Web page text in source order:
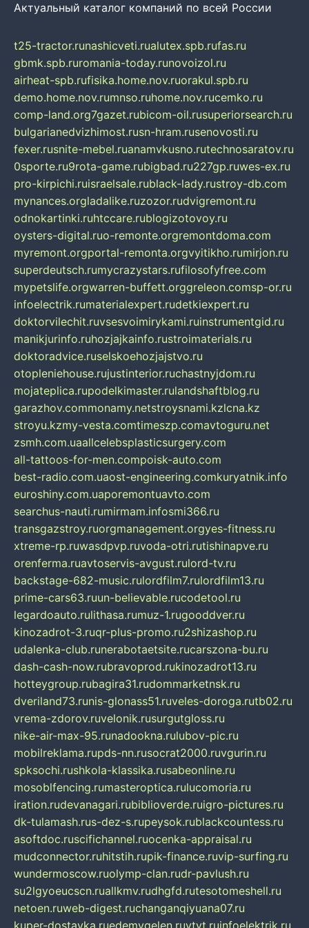
Актуальный каталог компаний по всей России
t25-tractor.runashicveti.rualutex.spb.rufas.ru
gbmk.spb.ruromania-today.runovoizol.ru
airheat-spb.rufisika.home.nov.ruorakul.spb.ru
demo.home.nov.rumnso.ruhome.nov.rucemko.ru
comp-land.org7gazet.rubicom-oil.rusuperiorsearch.ru
bulgarianedvizhimost.rusn-hram.rusenovosti.ru
fexer.rusnite-mebel.ruanamvkusno.rutechnosaratov.ru
0sporte.ru9rota-game.rubigbad.ru227gp.ruwes-ex.ru
pro-kirpichi.ruisraelsale.rublack-lady.rustroy-db.com
mynances.orgladalike.ruzozor.rudvigremont.ru
odnokartinki.ruhtccare.rublogizotovoy.ru
oysters-digital.ruo-remonte.orgremontdoma.com
myremont.orgportal-remonta.orgvyitikho.rumirjon.ru
superdeutsch.rumycrazystars.rufilosofyfree.com
mypetslife.orgwarren-buffett.orggreleon.comsp-or.ru
infoelectrik.rumaterialexpert.rudetkiexpert.ru
doktorvilechit.ruvsesvoimirykami.ruinstrumentgid.ru
manikjurinfo.ruhozjajkainfo.rustroimaterials.ru
doktoradvice.ruselskoehozjajstvo.ru
otopleniehouse.rujustinterior.ruchastnyjdom.ru
mojateplica.rupodelkimaster.rulandshaftblog.ru
garazhov.commonamy.netstroysnami.kzlcna.kz
stroyu.kzmy-vesta.comtimeszp.comavtoguru.net
zsmh.com.uaallcelebsplasticsurgery.com
all-tattoos-for-men.compoisk-auto.com
best-radio.com.uaost-engineering.comkuryatnik.info
euroshiny.com.uaporemontuavto.com
searchus-nauti.rumirmam.infosmi366.ru
transgazstroy.ruorgmanagement.orgyes-fitness.ru
xtreme-rp.ruwasdpvp.ruvoda-otri.rutishinapve.ru
orenferma.ruavtoservis-avgust.rulord-tv.ru
backstage-682-music.rulordfilm7.rulordfilm13.ru
prime-cars63.ruun-believable.rucodetool.ru
legardoauto.rulithasa.rumuz-1.rugooddver.ru
kinozadrot-3.ruqr-plus-promo.ru2shizashop.ru
udalenka-club.runerabotaetsite.rucarszona-bu.ru
dash-cash-now.rubravoprod.rukinozadrot13.ru
hotteygroup.rubagira31.rudommarketnsk.ru
dveriland73.runis-glonass51.ruveles-doroga.rutb02.ru
vrema-zdorov.ruvelonik.rusurgutgloss.ru
nike-air-max-95.runadookna.rulubov-pic.ru
mobilreklama.rupds-nn.rusocrat2000.ruvgurin.ru
spksochi.rushkola-klassika.rusabeonline.ru
mosoblfencing.rumasteroptica.rulucomoria.ru
iration.rudevanagari.rubiblioverde.ruigro-pictures.ru
dk-tulamash.rus-dez-s.rupeysok.rublackcountess.ru
asoftdoc.ruscifichannel.ruocenka-appraisal.ru
mudconnector.ruhitstih.rupik-finance.ruvip-surfing.ru
wundermoscow.ruolymp-clan.rudr-pavlush.ru
su2lgyoeucscn.ruallkmv.rudhgfd.rutesotomeshell.ru
netoen.ruweb-digest.ruchanganqiyuana07.ru
kuper-dostavka.ruedemvgelen.ruytyt.ruinfoelektrik.ru